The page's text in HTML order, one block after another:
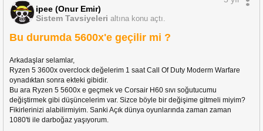
tml#!prettyPhoto
Arkadaşlar ürün hakkında inceleme pek yok ama bu fiyata çok iyi değil mi ?
ipee (Onur Emir)
Sistem Tavsiyeleri altına konu açtı.
Bu durumda 5600x'e geçilir mi ?
Arkadaşlar selamlar,
Ryzen 5 3600x overclock değelerim 1 saat Call Of Duty Moderm Warfare
oynadıktan sonra ekteki gibidir.
Bu ara Ryzen 5 5600x e geçmek ve Corsair H60 sıvı soğutucumu
değiştirmek gibi düşüncelerim var. Sizce böyle bir değişime gitmeli miyim?
Fikirlerinizi alabilirmiyim. Sanki Açık dünya oyunlarında zaman zaman
1080'ti ile darboğaz yaşıyorum.